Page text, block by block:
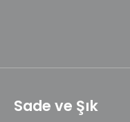
Sade ve Şık